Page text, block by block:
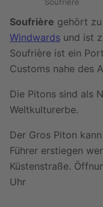
Soufrière gehört
Windwards und ist
Soufrière ist ein
Customs nahe des
Die Pitons sind als
Weltkulturerbe.
Der Gros Piton
Führer erstiegen
Küstenstraße.
Uhr